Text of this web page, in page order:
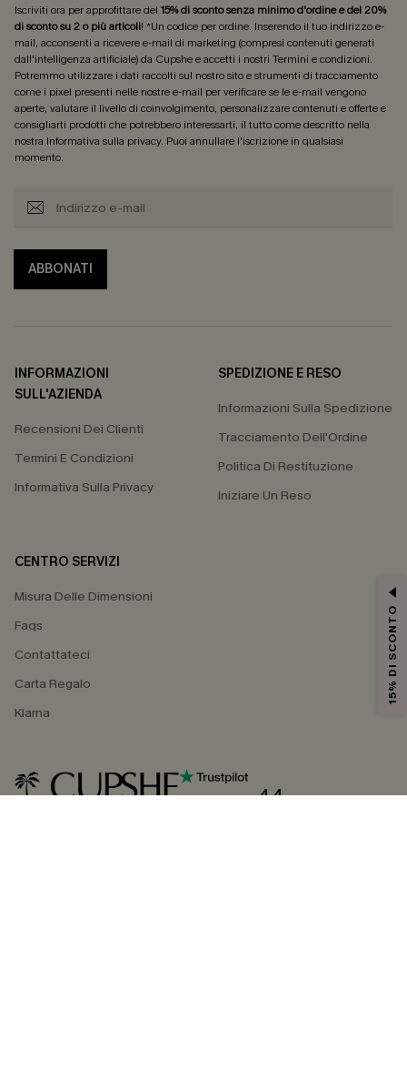
Iscriviti ora per approfittare del 15% di sconto senza minimo d'ordine e del 20%
di sconto su 2 o più articoli! *Un codice per ordine. Inserendo il tuo indirizzo e-
mail, acconsenti a ricevere e-mail di marketing (compresi contenuti generati
dall'intelligenza artificiale) da Cupshe e accetti i nostri Termini e condizioni.
Potremmo utilizzare i dati raccolti sul nostro sito e strumenti di tracciamento
come i pixel presenti nelle nostre e-mail per verificare se le e-mail vengono
aperte, valutare il livello di coinvolgimento, personalizzare contenuti e offerte e
consigliarti prodotti che potrebbero interessarti, il tutto come descritto nella
nostra Informativa sulla privacy. Puoi annullare l'iscrizione in qualsiasi
momento.
ABBONATI
INFORMAZIONI
SULL'AZIENDA
Recensioni Dei Clienti
Termini E Condizioni
Informativa Sulla Privacy
SPEDIZIONE E RESO
Informazioni Sulla Spedizione
Tracciamento Dell'Ordine
Politica Di Restituzione
Iniziare Un Reso
CENTRO SERVIZI
Misura Delle Dimensioni
Faqs
Contattateci
Carta Regalo
Klarna
4.4
15% DI SCONTO